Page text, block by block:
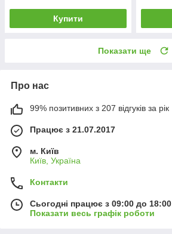
Купити
Показати ще
Про нас
99% позитивних з 207 відгуків за рік
Працює з 21.07.2017
м. Київ
Київ, Україна
Контакти
Сьогодні працює з 09:00 до 18:00
Показати весь графік роботи